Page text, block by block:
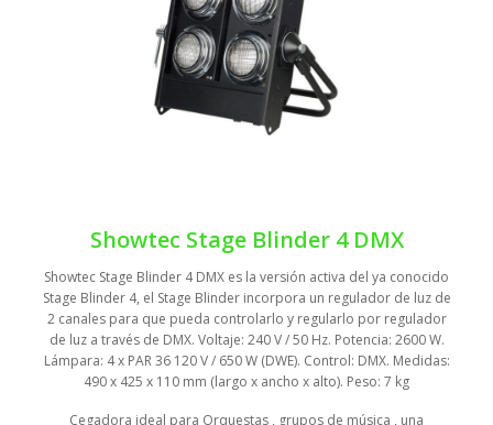
Showtec Stage Blinder 4 DMX
Showtec Stage Blinder 4 DMX es la versión activa del ya conocido
Stage Blinder 4, el Stage Blinder incorpora un regulador de luz de
2 canales para que pueda controlarlo y regularlo por regulador
de luz a través de DMX. Voltaje: 240 V / 50 Hz. Potencia: 2600 W.
Lámpara: 4 x PAR 36 120 V / 650 W (DWE). Control: DMX. Medidas:
490 x 425 x 110 mm (largo x ancho x alto). Peso: 7 kg
Cegadora ideal para Orquestas , grupos de música , una